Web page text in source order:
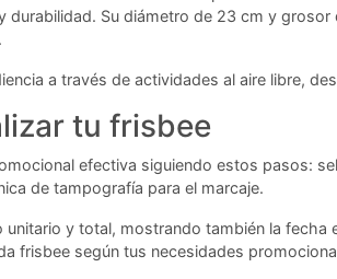
Su diámetro de 23 cm y
a través de actividades al aire libre,
tu frisbee
efectiva siguiendo estos pasos:
de tampografía para el marcaje.
y total, mostrando también la
frisbee según tus necesidades